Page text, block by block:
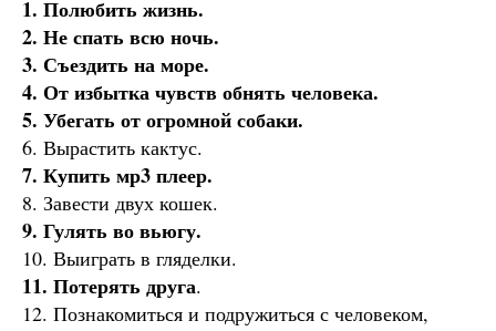
1. Полюбить жизнь.
2. Не спать всю ночь.
3. Съездить на море.
4. От избытка чувств обнять человека.
5. Убегать от огромной собаки.
6. Вырастить кактус.
7. Купить мр3 плеер.
8. Завести двух кошек.
9. Гулять во вьюгу.
10. Выиграть в гляделки.
11. Потерять друга.
12. Познакомиться и подружиться с человеком,